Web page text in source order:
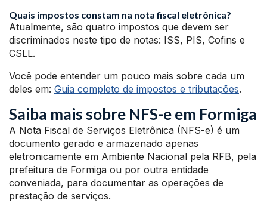
Quais impostos constam na nota fiscal eletrônica?
Atualmente, são quatro impostos que devem ser
discriminados neste tipo de notas: ISS, PIS, Cofins e
CSLL.
Você pode entender um pouco mais sobre cada um
deles em: Guia completo de impostos e tributações.
Saiba mais sobre NFS-e em Formiga
A Nota Fiscal de Serviços Eletrônica (NFS-e) é um
documento gerado e armazenado apenas
eletronicamente em Ambiente Nacional pela RFB, pela
prefeitura de Formiga ou por outra entidade
conveniada, para documentar as operações de
prestação de serviços.